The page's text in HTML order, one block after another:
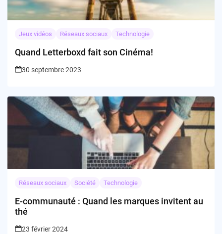
Jeux vidéos Réseaux sociaux Technologie
Quand Letterboxd fait son Cinéma!
30 septembre 2023
Réseaux sociaux Société Technologie
E-communauté : Quand les marques invitent au
thé
23 février 2024